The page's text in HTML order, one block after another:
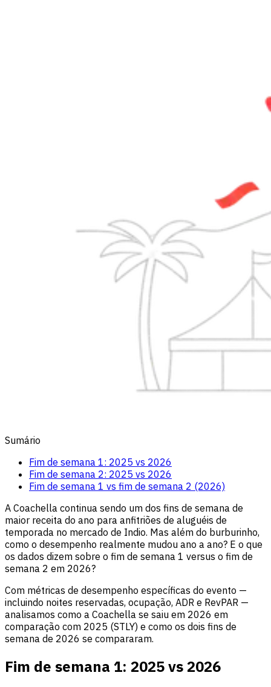
Sumário
Fim de semana 1: 2025 vs 2026
Fim de semana 2: 2025 vs 2026
Fim de semana 1 vs fim de semana 2 (2026)
A Coachella continua sendo um dos fins de semana de
maior receita do ano para anfitriões de aluguéis de
temporada no mercado de Indio. Mas além do burburinho,
como o desempenho realmente mudou ano a ano? E o que
os dados dizem sobre o fim de semana 1 versus o fim de
semana 2 em 2026?
Com métricas de desempenho específicas do evento —
incluindo noites reservadas, ocupação, ADR e RevPAR —
analisamos como a Coachella se saiu em 2026 em
comparação com 2025 (STLY) e como os dois fins de
semana de 2026 se compararam.
Fim de semana 1: 2025 vs 2026